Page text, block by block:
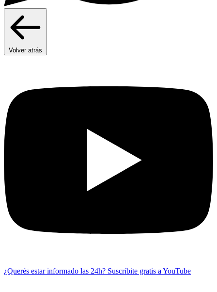
Volver atrás
¿Querés estar informado las 24h? Suscribite gratis a YouTube